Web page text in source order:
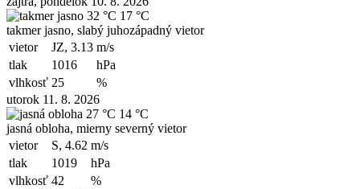
32 °C 17 °C
takmer jasno, slabý juhozápadný vietor
vietor
JZ, 3.13 m/s
tlak
1016
hPa
vlhkosť 25
%
utorok 11. 8. 2026
27 °C 14 °C
jasná obloha, mierny severný vietor
vietor
S, 4.62 m/s
tlak
1019
hPa
vlhkosť 42
%